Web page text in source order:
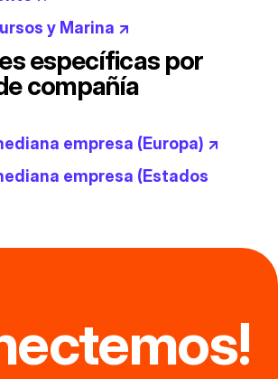
y Marina ↗
específicas por
compañía​
empresa (Europa) ↗
empresa (Estados